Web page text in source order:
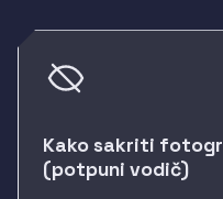
Kako sakriti
(potpuni vodič)